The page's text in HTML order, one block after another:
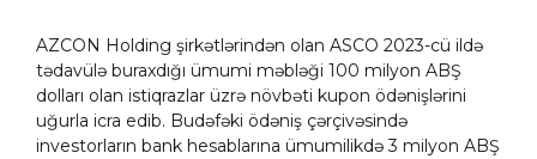
AZCON Holding şirkətlərindən olan ASCO 2023-cü ildə
tədavülə buraxdığı ümumi məbləği 100 milyon ABŞ
dolları olan istiqrazlar üzrə növbəti kupon ödənişlərini
uğurla icra edib. Budəfəki ödəniş çərçivəsində
investorların bank hesablarına ümumilikdə 3 milyon ABŞ